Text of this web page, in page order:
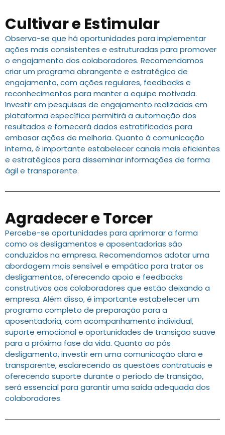
Cultivar e Estimular
Observa-se que há oportunidades para implementar
ações mais consistentes e estruturadas para promover
o engajamento dos colaboradores. Recomendamos
criar um programa abrangente e estratégico de
engajamento, com ações regulares, feedbacks e
reconhecimentos para manter a equipe motivada.
Investir em pesquisas de engajamento realizadas em
plataforma específica permitirá a automação dos
resultados e fornecerá dados estratificados para
embasar ações de melhoria. Quanto à comunicação
interna, é importante estabelecer canais mais eficientes
e estratégicos para disseminar informações de forma
ágil e transparente.
Agradecer e Torcer
Percebe-se oportunidades para aprimorar a forma
como os desligamentos e aposentadorias são
conduzidos na empresa. Recomendamos adotar uma
abordagem mais sensível e empática para tratar os
desligamentos, oferecendo apoio e feedbacks
construtivos aos colaboradores que estão deixando a
empresa. Além disso, é importante estabelecer um
programa completo de preparação para a
aposentadoria, com acompanhamento individual,
suporte emocional e oportunidades de transição suave
para a próxima fase da vida. Quanto ao pós
desligamento, investir em uma comunicação clara e
transparente, esclarecendo as questões contratuais e
oferecendo suporte durante o período de transição,
será essencial para garantir uma saída adequada dos
colaboradores.